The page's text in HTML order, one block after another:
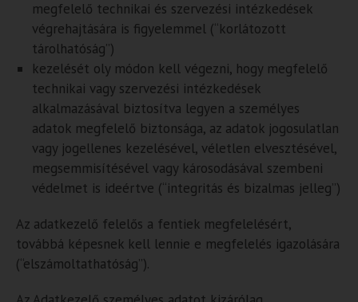
megfelelő technikai és szervezési intézkedések
végrehajtására is figyelemmel (“korlátozott
tárolhatóság”)
kezelését oly módon kell végezni, hogy megfelelő
technikai vagy szervezési intézkedések
alkalmazásával biztosítva legyen a személyes
adatok megfelelő biztonsága, az adatok jogosulatlan
vagy jogellenes kezelésével, véletlen elvesztésével,
megsemmisítésével vagy károsodásával szembeni
védelmet is ideértve (“integritás és bizalmas jelleg”)
Az adatkezelő felelős a fentiek megfelelésért,
továbbá képesnek kell lennie e megfelelés igazolására
(“elszámoltathatóság”).